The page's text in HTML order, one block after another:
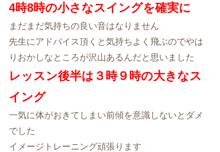
4時8時の小さなスイングを確実に
まだまだ気持ちの良い音はなりません
先生にアドバイス頂くと気持ちよく飛ぶのでやは
りおかしなところが沢山あるんだと思いました
レッスン後半は３時９時の大きなス
イング
一気に体がおきてしまい前傾を意識しないとダメ
でした
イメージトレーニング頑張ります